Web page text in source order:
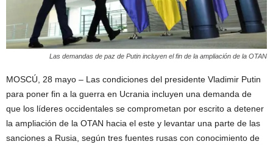
Las demandas de paz de Putin incluyen el fin de la ampliación de la OTAN
MOSCÚ, 28 mayo – Las condiciones del presidente Vladimir Putin
para poner fin a la guerra en Ucrania incluyen una demanda de
que los líderes occidentales se comprometan por escrito a detener
la ampliación de la OTAN hacia el este y levantar una parte de las
sanciones a Rusia, según tres fuentes rusas con conocimiento de